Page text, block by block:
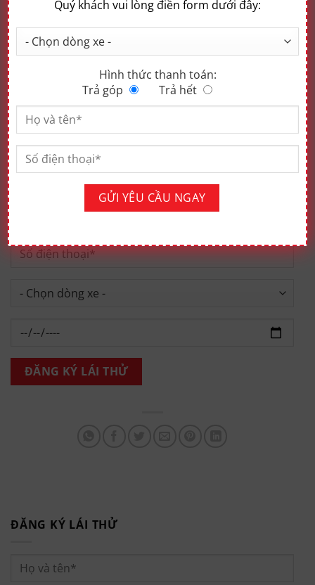
Giúp tối ưu lực kéo được phân bổ đều đến hai bánh sau, tăng
cường khả năng vượt địa hình.
Đăng ký lái thử
Thông tin cá nhân
ĐĂNG KÝ LÁI THỬ
Quý khách vui lòng điền form dưới đây:
Hình thức thanh toán:
Trả góp
Trả hết